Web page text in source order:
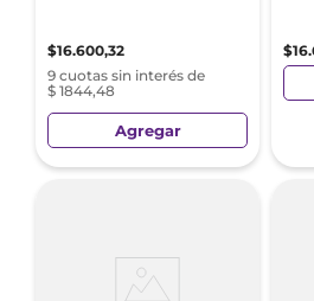
$16.600,32
9 cuotas sin interés de
$ 1844,48
Agregar
$16.